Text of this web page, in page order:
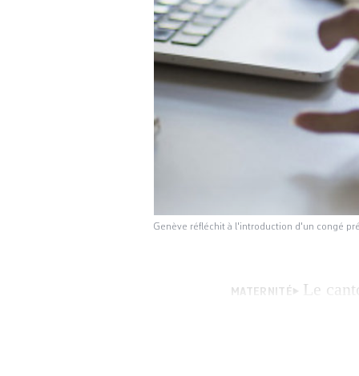
Genève réfléchit à l'introduction d'un congé
MATERNITÉ
Le